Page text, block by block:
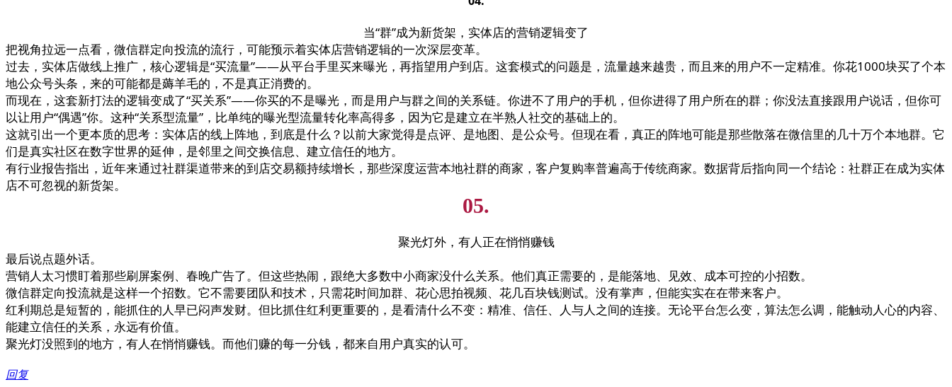
当“群”成为新货架，实体店的营销逻辑变了
把视角拉远一点看，微信群定向投流的流行，可能预示着实体店营销逻辑的一次深层变革。
过去，实体店做线上推广，核心逻辑是“买流量”——从平台手里买来曝光，再指望用户到店。这套模式的问题是，流量越来越贵，而且来的用户不一定精准。你花1000块买了个本
地公众号头条，来的可能都是薅羊毛的，不是真正消费的。
而现在，这套新打法的逻辑变成了“买关系”——你买的不是曝光，而是用户与群之间的关系链。你进不了用户的手机，但你进得了用户所在的群；你没法直接跟用户说话，但你可
以让用户“偶遇”你。这种“关系型流量”，比单纯的曝光型流量转化率高得多，因为它是建立在半熟人社交的基础上的。
这就引出一个更本质的思考：实体店的线上阵地，到底是什么？以前大家觉得是点评、是地图、是公众号。但现在看，真正的阵地可能是那些散落在微信里的几十万个本地群。它
们是真实社区在数字世界的延伸，是邻里之间交换信息、建立信任的地方。
有行业报告指出，近年来通过社群渠道带来的到店交易额持续增长，那些深度运营本地社群的商家，客户复购率普遍高于传统商家。数据背后指向同一个结论：社群正在成为实体
店不可忽视的新货架。
05.
聚光灯外，有人正在悄悄赚钱
最后说点题外话。
营销人太习惯盯着那些刷屏案例、春晚广告了。但这些热闹，跟绝大多数中小商家没什么关系。他们真正需要的，是能落地、见效、成本可控的小招数。
微信群定向投流就是这样一个招数。它不需要团队和技术，只需花时间加群、花心思拍视频、花几百块钱测试。没有掌声，但能实实在在带来客户。
红利期总是短暂的，能抓住的人早已闷声发财。但比抓住红利更重要的，是看清什么不变：精准、信任、人与人之间的连接。无论平台怎么变，算法怎么调，能触动人心的内容、
能建立信任的关系，永远有价值。
聚光灯没照到的地方，有人在悄悄赚钱。而他们赚的每一分钱，都来自用户真实的认可。
回复